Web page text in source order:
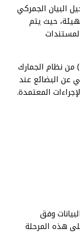
البيان الجمركي
حيث يتم
وتستند هذه الخطوة إلى المادة (12) من نظام الجمارك
عن البضائع عند
المعتمدة.
وفق
على هذه المرحلة